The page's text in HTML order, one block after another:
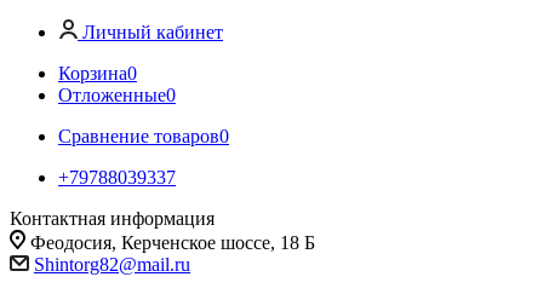
Личный кабинет
Корзина0
Отложенные0
Сравнение товаров0
+79788039337
Контактная информация
Феодосия, Керченское шоссе, 18 Б
Shintorg82@mail.ru